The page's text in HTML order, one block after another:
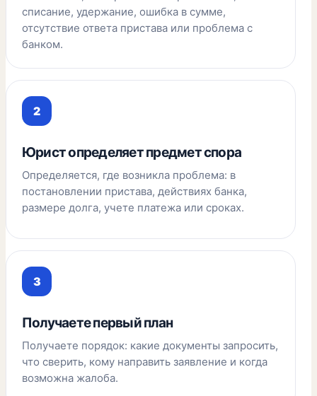
списание, удержание, ошибка в сумме,
отсутствие ответа пристава или проблема с
банком.
Юрист определяет предмет спора
Определяется, где возникла проблема: в
постановлении пристава, действиях банка,
размере долга, учете платежа или сроках.
Получаете первый план
Получаете порядок: какие документы запросить,
что сверить, кому направить заявление и когда
возможна жалоба.